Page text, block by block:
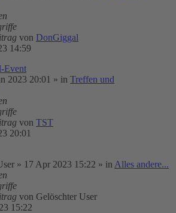
von DonGiggal
14:59
Event
2023 20:01 » in Treffen und
von TST
20:01
» 17 Apr 2023 15:22 » in Alles andere...
von Gelöschter User
15:22